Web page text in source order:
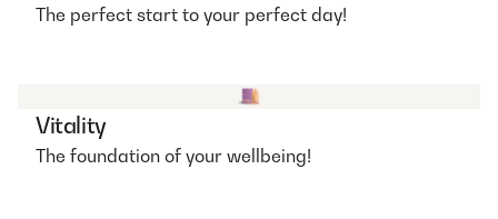
The perfect start to your perfect day!
Vitality
The foundation of your wellbeing!